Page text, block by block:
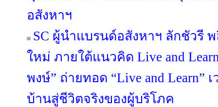
อสังหาฯ
SC ผู้นำแบรนด์อสังหาฯ ลักชัวรี
ใหม่ ภายใต้แนวคิด Live and
พงษ์” ถ่ายทอด “Live and Learn”
บ้านสู่ชีวิตจริงของผู้บริโภค